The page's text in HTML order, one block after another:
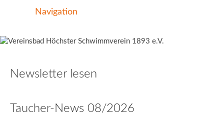
Navigation
Newsletter lesen
Taucher-News 08/2026